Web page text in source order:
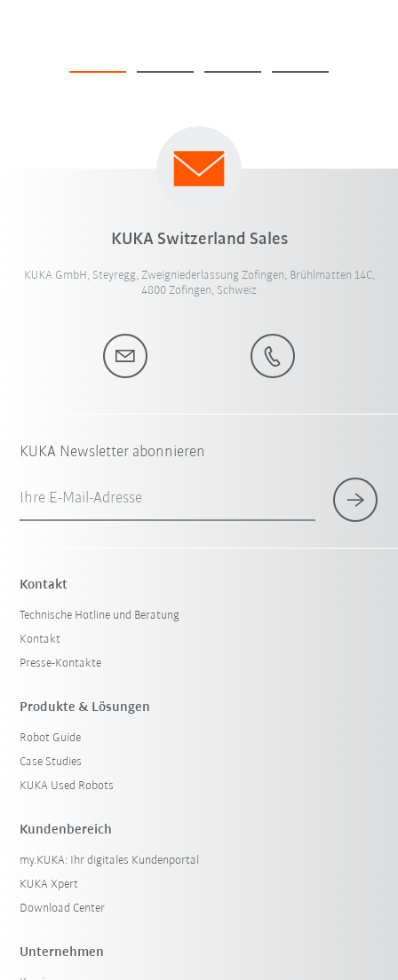
KUKA Switzerland Sales
KUKA GmbH, Steyregg, Zweigniederlassung Zofingen, Brühlmatten 14C,
4800 Zofingen, Schweiz
KUKA Newsletter abonnieren
Ihre E-Mail-Adresse
Kontakt
Technische Hotline und Beratung
Kontakt
Presse-Kontakte
Produkte & Lösungen
Robot Guide
Case Studies
KUKA Used Robots
Kundenbereich
my.KUKA: Ihr digitales Kundenportal
KUKA Xpert
Download Center
Unternehmen